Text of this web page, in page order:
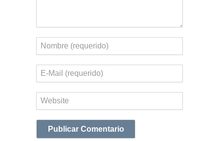
Nombre
Correo
electrónico
Web